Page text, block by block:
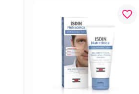
favorite_border